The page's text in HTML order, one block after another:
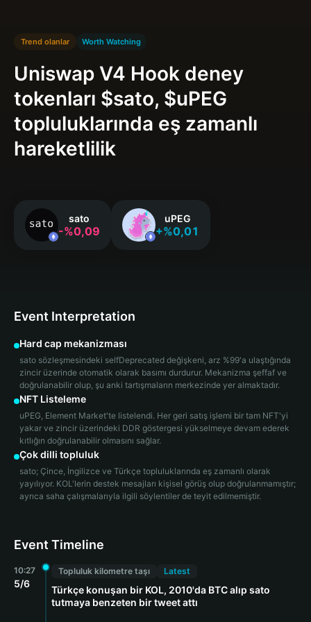
Trend olanlar Worth Watching
Uniswap V4 Hook deney
tokenları $sato, $uPEG
topluluklarında eş zamanlı
hareketlilik
sato
-%0,09
uPEG
+%0,01
Event Interpretation
Hard cap mekanizması
sato sözleşmesindeki selfDeprecated değişkeni, arz %99'a ulaştığında
zincir üzerinde otomatik olarak basımı durdurur. Mekanizma şeffaf ve
doğrulanabilir olup, şu anki tartışmaların merkezinde yer almaktadır.
NFT Listeleme
uPEG, Element Market'te listelendi. Her geri satış işlemi bir tam NFT'yi
yakar ve zincir üzerindeki DDR göstergesi yükselmeye devam ederek
kıtlığın doğrulanabilir olmasını sağlar.
Çok dilli topluluk
sato; Çince, İngilizce ve Türkçe topluluklarında eş zamanlı olarak
yayılıyor. KOL'lerin destek mesajları kişisel görüş olup doğrulanmamıştır;
ayrıca saha çalışmalarıyla ilgili söylentiler de teyit edilmemiştir.
Event Timeline
10:27
5/6
Topluluk kilometre taşı Latest
Türkçe konuşan bir KOL, 2010'da BTC alıp sato
tutmaya benzeten bir tweet attı